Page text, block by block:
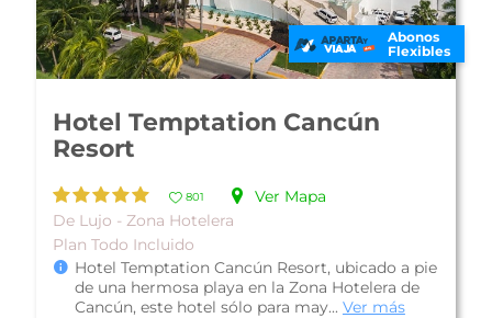
Abonos
Flexibles
Hotel Ocean View Cancún
Arenas
739
Ver Mapa
Acepta mascotas - Zona Hotelera
Plan Todo Incluido
Hotel Ocean View Cancún Arenas (antes Hotel
Holiday Inn Cancún Arenas), se encuentra en la
Zona Hotelera de Cancún y se di...Ver más